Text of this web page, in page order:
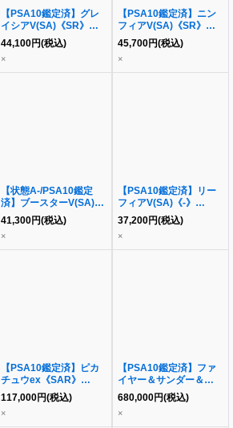
【PSA10鑑定済】グレ
イシアV(SA)《SR》
{077/069}[その他]
44,100円(税込)
×
【PSA10鑑定済】ニン
フィアV(SA)《SR》
{083/069}[その他]
45,700円(税込)
×
【状態A-/PSA10鑑定
済】ブースターV(SA)
《SR》{073/069}[その
他]
41,300円(税込)
×
【PSA10鑑定済】リー
フィアV(SA)《-》
{071/069}[-]
37,200円(税込)
×
【PSA10鑑定済】ピカ
チュウex《SAR》
{132/106}[-]
117,000円(税込)
×
【PSA10鑑定済】ファ
イヤー＆サンダー＆フリ
ーザーGX(SA)《SR》
{060/054}[その他]
680,000円(税込)
×